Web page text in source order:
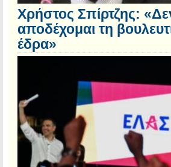
Χρήστος Σπίρτζης:
αποδέχομαι τη
έδρα»